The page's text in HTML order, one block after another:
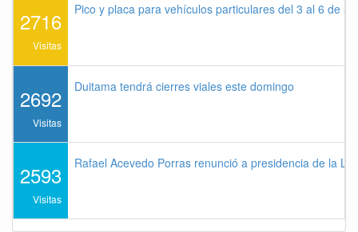
2716
Visitas
Pico y placa para vehículos particulares del 3 al 6 de
2692
Visitas
Duitama tendrá cierres viales este domingo
2593
Visitas
Rafael Acevedo Porras renunció a presidencia de la